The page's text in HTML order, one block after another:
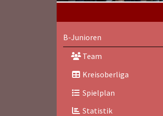
B-Junioren
Team
Kreisoberliga
Spielplan
Statistik